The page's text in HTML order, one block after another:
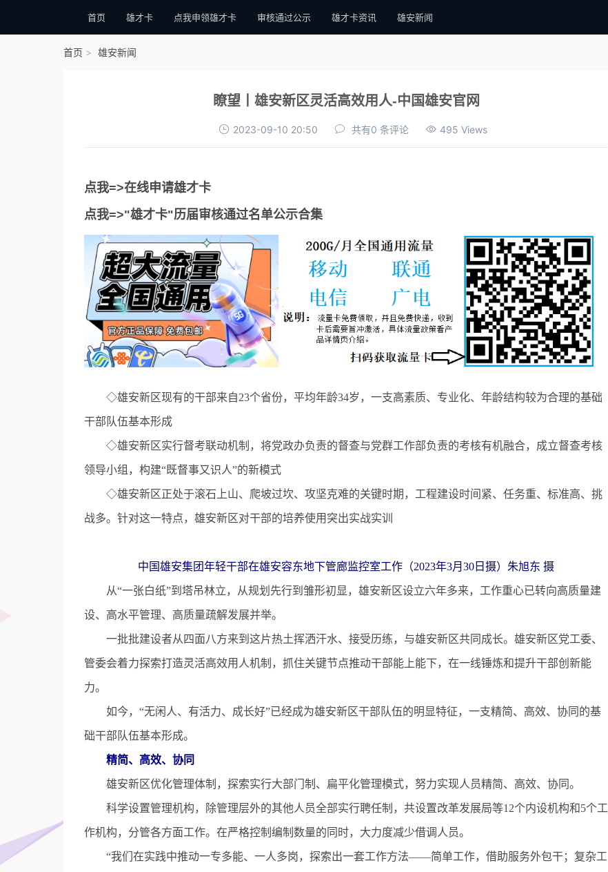
首页 雄才卡 点我申领雄才卡 审核通过公示 雄才卡资讯 雄安新闻
首页 雄安新闻
瞭望丨雄安新区灵活高效用人-中国雄安官网
2023-09-10 20:50 共有0 条评论 495 Views
点我=>在线申请雄才卡
点我=>"雄才卡"历届审核通过名单公示合集
◇雄安新区现有的干部来自23个省份，平均年龄34岁，一支高素质、专业化、年龄结构较为合理的基础
干部队伍基本形成
◇雄安新区实行督考联动机制，将党政办负责的督查与党群工作部负责的考核有机融合，成立督查考核
领导小组，构建“既督事又识人”的新模式
◇雄安新区正处于滚石上山、爬坡过坎、攻坚克难的关键时期，工程建设时间紧、任务重、标准高、挑
战多。针对这一特点，雄安新区对干部的培养使用突出实战实训
中国雄安集团年轻干部在雄安容东地下管廊监控室工作（2023年3月30日摄）朱旭东 摄
从“一张白纸”到塔吊林立，从规划先行到雏形初显，雄安新区设立六年多来，工作重心已转向高质量建
设、高水平管理、高质量疏解发展并举。
一批批建设者从四面八方来到这片热土挥洒汗水、接受历练，与雄安新区共同成长。雄安新区党工委、
管委会着力探索打造灵活高效用人机制，抓住关键节点推动干部能上能下，在一线锤炼和提升干部创新能
力。
如今，“无闲人、有活力、成长好”已经成为雄安新区干部队伍的明显特征，一支精简、高效、协同的基
础干部队伍基本形成。
精简、高效、协同
雄安新区优化管理体制，探索实行大部门制、扁平化管理模式，努力实现人员精简、高效、协同。
科学设置管理机构，除管理层外的其他人员全部实行聘任制，共设置改革发展局等12个内设机构和5个工
作机构，分管各方面工作。在严格控制编制数量的同时，大力度减少借调人员。
“我们在实践中推动一专多能、一人多岗，探索出一套工作方法——简单工作，借助服务外包干；复杂工